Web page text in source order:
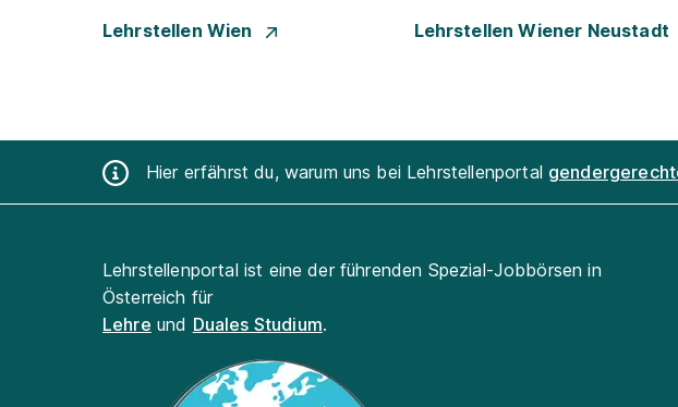
Lehrstellen Wien Lehrstellen Wiener Neustadt
Hier erfährst du, warum uns bei Lehrstellenportal
Lehrstellenportal ist eine der führenden Spezial-Jobbörsen in
Österreich für
Lehre und Duales Studium.